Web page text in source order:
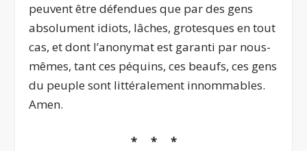
peuvent être défendues que par des gens
absolument idiots, lâches, grotesques en tout
cas, et dont l’anonymat est garanti par nous-
mêmes, tant ces péquins, ces beaufs, ces gens
du peuple sont littéralement innommables.
Amen.
* * *